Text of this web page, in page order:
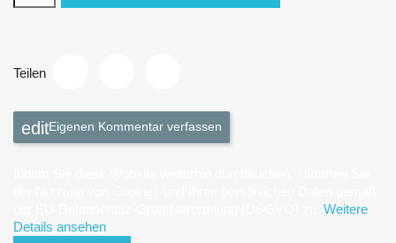
Teilen
Eigenen Kommentar verfassen
Weitere
Details ansehen